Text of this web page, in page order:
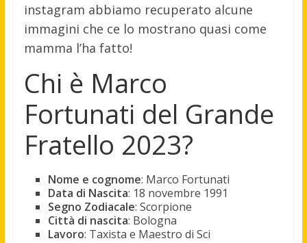
instagram abbiamo recuperato alcune
immagini che ce lo mostrano quasi come
mamma l’ha fatto!
Chi è Marco
Fortunati del Grande
Fratello 2023?
Nome e cognome: Marco Fortunati
Data di Nascita: 18 novembre 1991
Segno Zodiacale: Scorpione
Città di nascita: Bologna
Lavoro: Taxista e Maestro di Sci